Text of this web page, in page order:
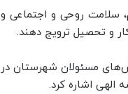
سلامت روحی و اجتماعی و
و تحصیل ترویج دهند.
مسئولان شهرستان در
الهی اشاره کرد.